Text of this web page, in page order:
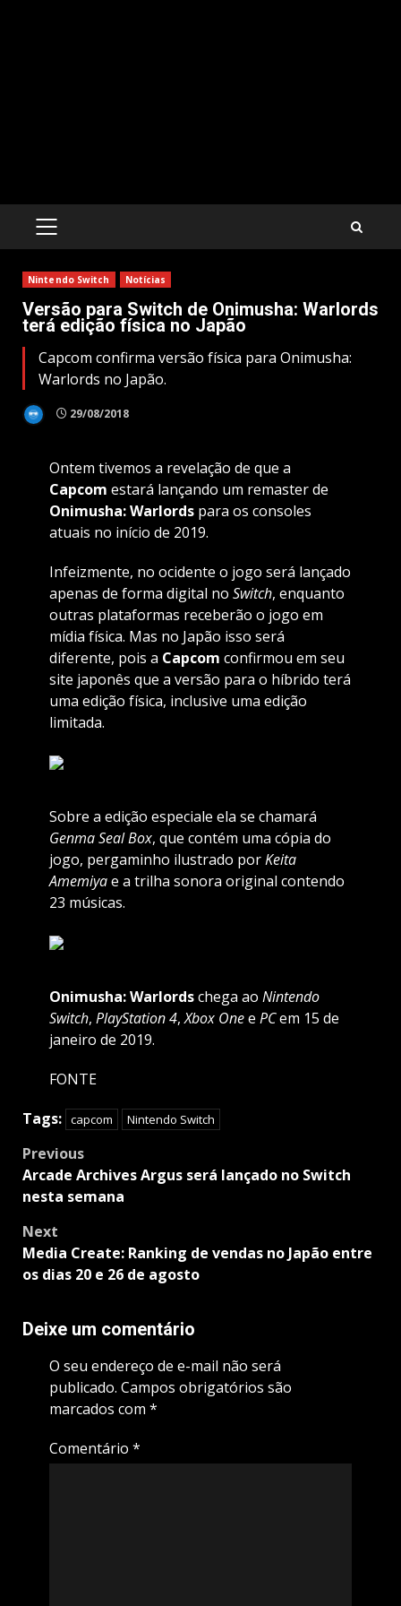
PRIMARY
Nintendo Switch Notícias
Versão para Switch de Onimusha: Warlords
terá edição física no Japão
Capcom confirma versão física para Onimusha:
Warlords no Japão.
29/08/2018
Ontem tivemos a revelação de que a
Capcom estará lançando um remaster de
Onimusha: Warlords para os consoles
atuais no início de 2019.
Infeizmente, no ocidente o jogo será lançado
apenas de forma digital no Switch, enquanto
outras plataformas receberão o jogo em
mídia física. Mas no Japão isso será
diferente, pois a Capcom confirmou em seu
site japonês que a versão para o híbrido terá
uma edição física, inclusive uma edição
limitada.
Sobre a edição especiale ela se chamará
Genma Seal Box, que contém uma cópia do
jogo, pergaminho ilustrado porKeita
Amemiyae a trilha sonora original contendo
23 músicas.
Onimusha: Warlordschega ao Nintendo
Switch, PlayStation4,Xbox Onee PCem 15 de
janeiro de 2019.
FONTE
Tags: capcom Nintendo Switch
Post
navigation
Previous
Arcade Archives Argus será lançado no Switch
nesta semana
Next
Media Create: Ranking de vendas no Japão entre
os dias 20 e 26 de agosto
Deixe um comentário
O seu endereço de e-mail não será
publicado. Campos obrigatórios são
marcados com *
Comentário *